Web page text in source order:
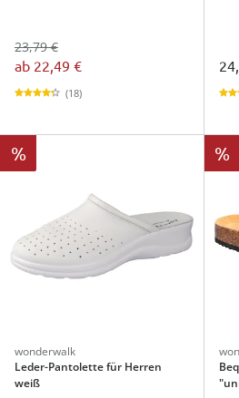
23,79 €
ab 22,49 €
(18)
%
wonderwalk
Leder-Pantolette für Herren
weiß
%